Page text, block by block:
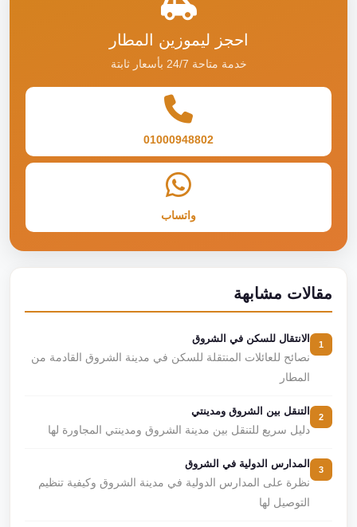
احجز ليموزين المطار
خدمة متاحة 24/7 بأسعار ثابتة
01000948802
واتساب
مقالات مشابهة
الانتقال للسكن في الشروق
نصائح للعائلات المنتقلة للسكن في مدينة الشروق القادمة من
المطار
التنقل بين الشروق ومدينتي
دليل سريع للتنقل بين مدينة الشروق ومدينتي المجاورة لها
المدارس الدولية في الشروق
نظرة على المدارس الدولية في مدينة الشروق وكيفية تنظيم
التوصيل لها